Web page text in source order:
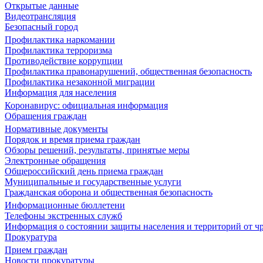
Открытые данные
Видеотрансляция
Безопасный город
Профилактика наркомании
Профилактика терроризма
Противодействие коррупции
Профилактика правонарушений, общественная безопасность
Профилактика незаконной миграции
Информация для населения
Коронавирус: официальная информация
Обращения граждан
Нормативные документы
Порядок и время приема граждан
Обзоры решений, результаты, принятые меры
Электронные обращения
Общероссийский день приема граждан
Муниципальные и государственные услуги
Гражданская оборона и общественная безопасность
Информационные бюллетени
Телефоны экстренных служб
Информация о состоянии защиты населения и территорий от
Прокуратура
Прием граждан
Новости прокуратуры